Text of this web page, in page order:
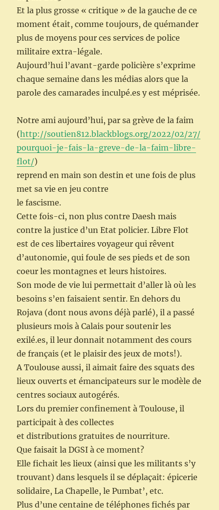
Et la plus grosse « critique » de la gauche de ce
moment était, comme toujours, de quémander
plus de moyens pour ces services de police
militaire extra-légale.
Aujourd’hui l’avant-garde policière s’exprime
chaque semaine dans les médias alors que la
parole des camarades inculpé.es y est méprisée.
Notre ami aujourd’hui, par sa grève de la faim
(http://soutien812.blackblogs.org/2022/02/27/
pourquoi-je-fais-la-greve-de-la-faim-libre-
flot/)
reprend en main son destin et une fois de plus
met sa vie en jeu contre
le fascisme.
Cette fois-ci, non plus contre Daesh mais
contre la justice d’un Etat policier. Libre Flot
est de ces libertaires voyageur qui rêvent
d’autonomie, qui foule de ses pieds et de son
coeur les montagnes et leurs histoires.
Son mode de vie lui permettait d’aller là où les
besoins s’en faisaient sentir. En dehors du
Rojava (dont nous avons déjà parlé), il a passé
plusieurs mois à Calais pour soutenir les
exilé.es, il leur donnait notamment des cours
de français (et le plaisir des jeux de mots!).
A Toulouse aussi, il aimait faire des squats des
lieux ouverts et émancipateurs sur le modèle de
centres sociaux autogérés.
Lors du premier confinement à Toulouse, il
participait à des collectes
et distributions gratuites de nourriture.
Que faisait la DGSI à ce moment?
Elle fichait les lieux (ainsi que les militants s’y
trouvant) dans lesquels il se déplaçait: épicerie
solidaire, La Chapelle, le Pumbat’, etc.
Plus d’une centaine de téléphones fichés par